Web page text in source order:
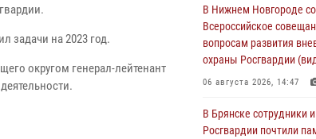
задачи на 2023 год.
округом генерал-лейтенант
В Нижнем Новгороде
Всероссийское
вопросам развития
охраны Росгвардии
06 августа 2026, 14:47
В Брянске сотрудники
Росгвардии почтили